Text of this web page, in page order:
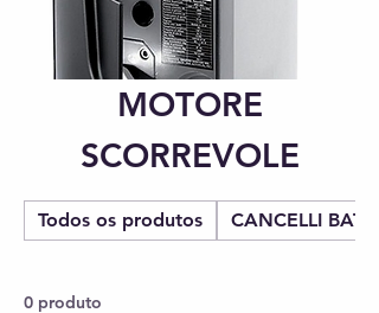
MOTORE
SCORREVOLE
Todos os produtos CANCELLI
0 produto